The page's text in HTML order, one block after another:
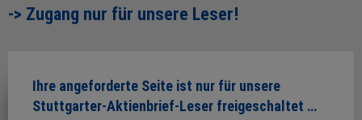
-> Zugang nur für unsere Leser!
Ihre angeforderte Seite ist nur für unsere
Stuttgarter-Aktienbrief-Leser freigeschaltet …